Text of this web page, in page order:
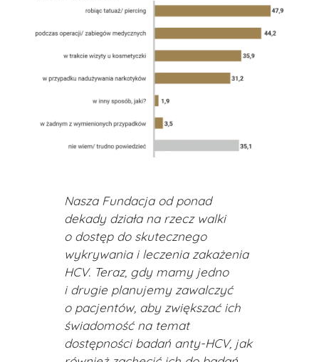
Nasza Fundacja od ponad
dekady działa na rzecz walki
o dostęp do skutecznego
wykrywania i leczenia zakażenia
HCV. Teraz, gdy mamy jedno
i drugie planujemy zawalczyć
o pacjentów, aby zwiększać ich
świadomość na temat
dostępności badań anty-HCV, jak